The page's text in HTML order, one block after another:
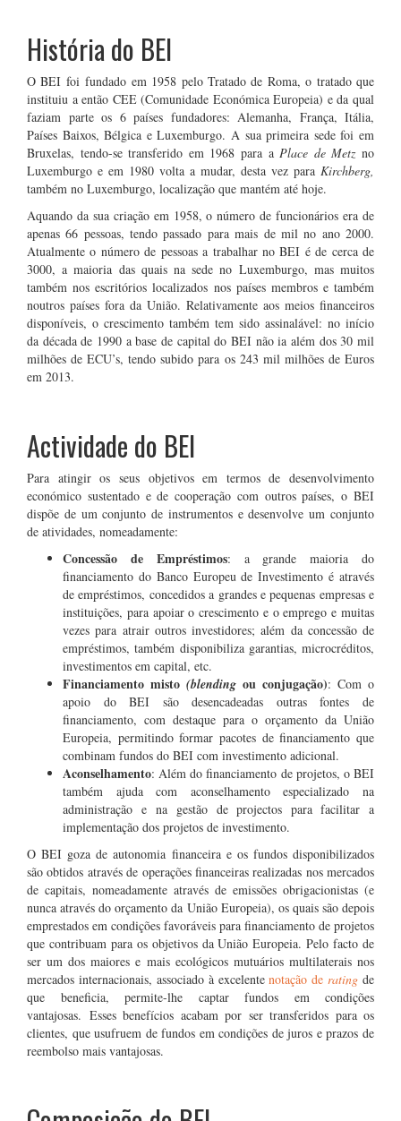
História do BEI
O BEI foi fundado em 1958 pelo Tratado de Roma, o tratado que
instituiu a então CEE (Comunidade Económica Europeia) e da qual
faziam parte os 6 países fundadores: Alemanha, França, Itália,
Países Baixos, Bélgica e Luxemburgo. A sua primeira sede foi em
Bruxelas, tendo-se transferido em 1968 para aPlace de Metz no
Luxemburgo e em 1980 volta a mudar, desta vez para Kirchberg,
também no Luxemburgo, localização que mantém até hoje.
Aquando da sua criação em 1958, o número de funcionários era de
apenas 66 pessoas, tendo passado para mais de mil no ano 2000.
Atualmente o número de pessoas a trabalhar no BEI é de cerca de
3000, a maioria das quais na sede no Luxemburgo, mas muitos
também nos escritórios localizados nos países membros e também
noutros países fora da União. Relativamente aos meios financeiros
disponíveis, o crescimento também tem sido assinalável: no início
da década de 1990 a base de capital do BEI não ia além dos 30 mil
milhões de ECU’s, tendo subido para os 243 mil milhões de Euros
em 2013.
Actividade do BEI
Para atingir os seus objetivos em termos de desenvolvimento
económico sustentado e de cooperação com outros países, o BEI
dispõe de um conjunto de instrumentos e desenvolve um conjunto
de atividades, nomeadamente:
Concessão de Empréstimos: a grande maioria do
financiamento do Banco Europeu de Investimento é através
de empréstimos, concedidos a grandes e pequenas empresas e
instituições, para apoiar o crescimento e o emprego e muitas
vezes para atrair outros investidores; além da concessão de
empréstimos, também disponibiliza garantias, microcréditos,
investimentos em capital, etc.
Financiamento misto (blending ou conjugação): Com o
apoio do BEI são desencadeadas outras fontes de
financiamento, com destaque para o orçamento da União
Europeia, permitindo formar pacotes de financiamento que
combinam fundos do BEI com investimento adicional.
Aconselhamento: Além do financiamento de projetos, o BEI
também ajuda com aconselhamento especializado na
administração e na gestão de projectos para facilitar a
implementação dos projetos de investimento.
O BEI goza de autonomia financeira e os fundos disponibilizados
são obtidos através de operações financeiras realizadas nos mercados
de capitais, nomeadamente através de emissões obrigacionistas (e
nunca através do orçamento da União Europeia), os quais são depois
emprestados em condições favoráveis para financiamento de projetos
que contribuam para os objetivos da União Europeia. Pelo facto de
ser um dos maiores e mais ecológicos mutuários multilaterais nos
mercados internacionais, associado à excelentenotação derating de
que beneficia, permite-lhe captar fundos em condições
vantajosas. Esses benefícios acabam por ser transferidos para os
clientes, que usufruem de fundos em condições de juros e prazos de
reembolso mais vantajosas.